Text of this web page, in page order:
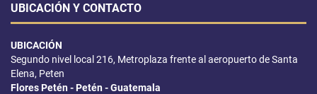
UBICACIÓN Y CONTACTO
UBICACIÓN
Segundo nivel local 216, Metroplaza frente al aeropuerto de Santa
Elena, Peten
Flores Petén - Petén - Guatemala